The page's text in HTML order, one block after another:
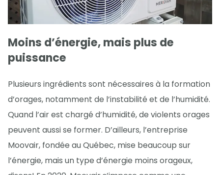
Moins d’énergie, mais plus de
puissance
Plusieurs ingrédients sont nécessaires à la formation
d’orages, notamment de l’instabilité et de l’humidité.
Quand l’air est chargé d’humidité, de violents orages
peuvent aussi se former. D’ailleurs, l’entreprise
Moovair, fondée au Québec, mise beaucoup sur
l’énergie, mais un type d’énergie moins orageux,